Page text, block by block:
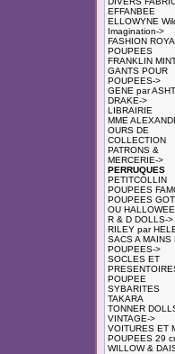
EFFANBEE
ELLOWYNE
Imagination->
FASHION
POUPEES
FRANKLIN
GANTS POUR
POUPEES->
GENE par
DRAKE->
LIBRAIRIE
MME
OURS DE
COLLECTION
PATRONS &
MERCERIE->
PERRUQUES
PETITCOLLIN
POUPEES
POUPEES
OU
R & D DOLLS->
RILEY par
SACS A MAINS
POUPEES->
SOCLES ET
POUPEE
SYBARITES
TAKARA
TONNER
VINTAGE->
VOITURES ET
POUPEES 29
WILLOW &